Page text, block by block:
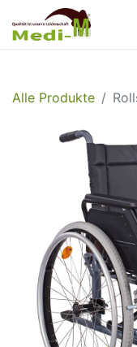
Alle Produkte